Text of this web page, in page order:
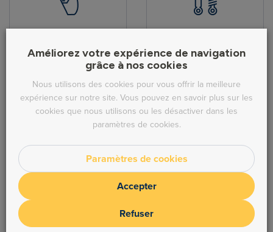
Pièces de carrosserie Hydraulique
Améliorez votre expérience de navigation
grâce à nos cookies
Nous utilisons des cookies pour vous offrir la meilleure
expérience sur notre site. Vous pouvez en savoir plus sur les
cookies que nous utilisons ou les désactiver dans les
paramètres de cookies.
Paramètres de cookies
Accepter
Refuser